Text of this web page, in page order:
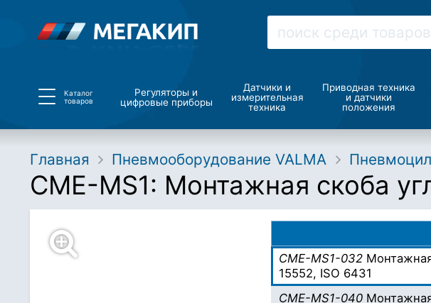
Каталог
товаров
Регуляторы и
цифровые приборы
Датчики и
измерительная
техника
Приводная техника
и датчики
положения
Главная Пневмооборудование VALMA
CME-MS1: Монтажная скоба
CME-MS1-032
15552, ISO 6431
CME-MS1-040